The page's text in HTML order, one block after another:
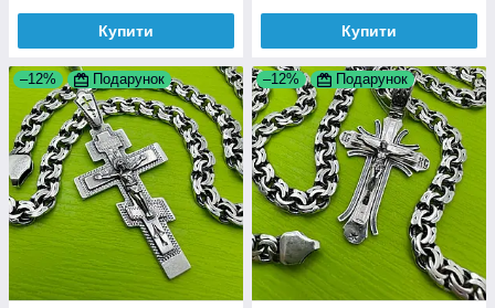
Купити Купити
–12% Подарунок –12% Подарунок